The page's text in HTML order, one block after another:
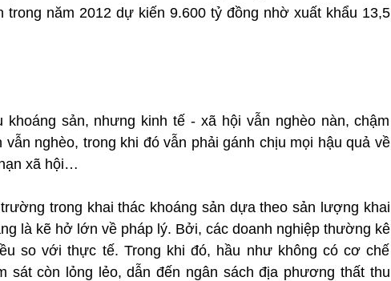
trong năm 2012 dự kiến 9.600 tỷ đồng nhờ xuất khẩu 13,5
sản, nhưng kinh tế - xã hội vẫn nghèo nàn, chậm
nghèo, trong khi đó vẫn phải gánh chịu mọi hậu quả về
xã hội…
trong khai thác khoáng sản dựa theo sản lượng khai
là kẽ hở lớn về pháp lý. Bởi, các doanh nghiệp thường kê
so với thực tế. Trong khi đó, hầu như không có cơ chế
sát còn lỏng lẻo, dẫn đến ngân sách địa phương thất thu